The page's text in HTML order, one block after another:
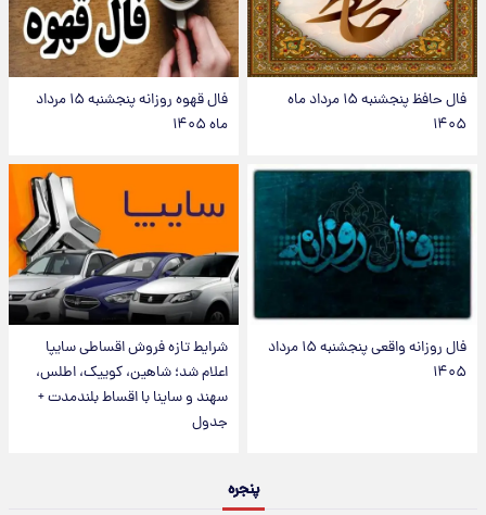
فال حافظ پنجشنبه ۱۵ مرداد ماه
۱۴۰۵
فال قهوه روزانه پنجشنبه ۱۵ مرداد
ماه ۱۴۰۵
فال روزانه واقعی پنجشنبه ۱۵ مرداد
۱۴۰۵
شرایط تازه فروش اقساطی سایپا
اعلام شد؛ شاهین، کوییک، اطلس،
سهند و ساینا با اقساط بلندمدت +
جدول
پنجره